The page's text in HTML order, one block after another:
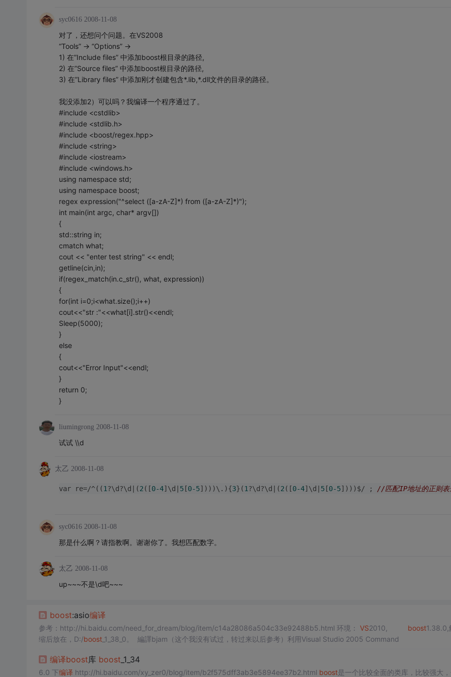
syc0616 2008-11-08
对了，还想问个问题。在VS2008
“Tools” -> “Options” ->
1) 在”Include files” 中添加boost根目录的路径,
2) 在”Source files” 中添加boost根目录的路径,
3) 在”Library files” 中添加刚才创建包含*.lib,*.dll文件的目录的路径。
我没添加2）可以吗？我编译一个程序通过了。
#include <cstdlib>
#include <stdlib.h>
#include <boost/regex.hpp>
#include <string>
#include <iostream>
#include <windows.h>
using namespace std;
using namespace boost;
regex expression("^select ([a-zA-Z]*) from ([a-zA-Z]*)");
int main(int argc, char* argv[])
{
std::string in;
cmatch what;
cout << "enter test string" << endl;
getline(cin,in);
if(regex_match(in.c_str(), what, expression))
{
for(int i=0;i<what.size();i++)
cout<<"str :"<<what[i].str()<<endl;
Sleep(5000);
}
else
{
cout<<"Error Input"<<endl;
}
return 0;
}
liumingrong 2008-11-08
试试 \\d
太乙 2008-11-08
var re=/^((1?\d?\d|(2 ([0-4]\d| 5[0-5])))\.){3}(1?\d?\d|(2 ([0-4]\d| 5[0-5])))$/ ; //匹配IP地址的正则表
syc0616 2008-11-08
那是什么啊？请指教啊。谢谢你了。我想匹配数字。
太乙 2008-11-08
up~~~不是\d吧~~~
boost:asio编译
参考：http://hi.baidu.com/need_for_dream/blog/item/c14a28086a504c33e92488b5.html 环境： VS2010, boost1.38.0,
缩后放在，D:/boost_1_38_0。 編譯bjam（这个我没有试过，转过来以后参考）利用Visual Studio 2005 Command
编译boost库 boost _1_34
6.0 下编译 http://hi.baidu.com/xy_zer0/blog/item/b2f575dff3ab3e5894ee37b2.html boost是一个比较全面的类库，比较强大